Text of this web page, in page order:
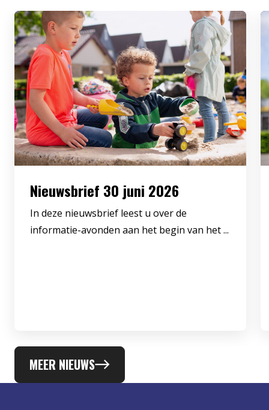
Nieuwsbrief 30 juni 2026
In deze nieuwsbrief leest u over de
informatie-avonden aan het begin van het ...
MEER NIEUWS